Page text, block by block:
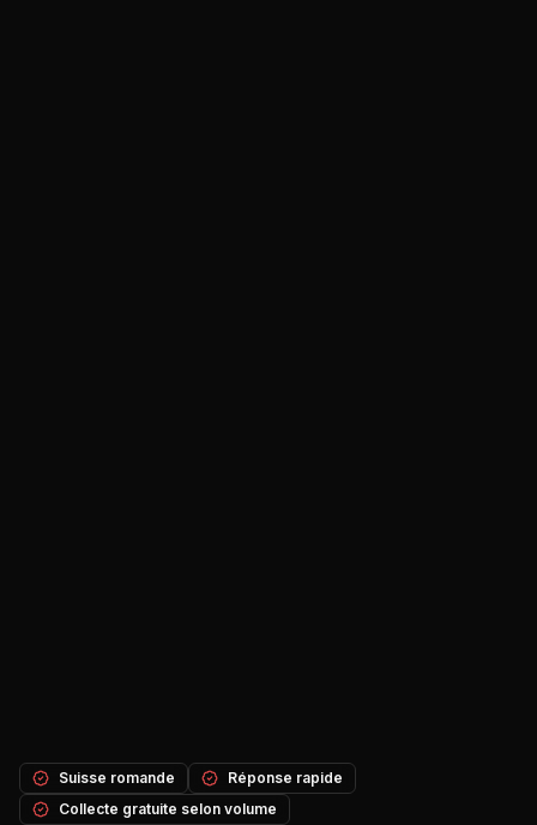
Suisse romande
Réponse rapide
Collecte gratuite selon volume